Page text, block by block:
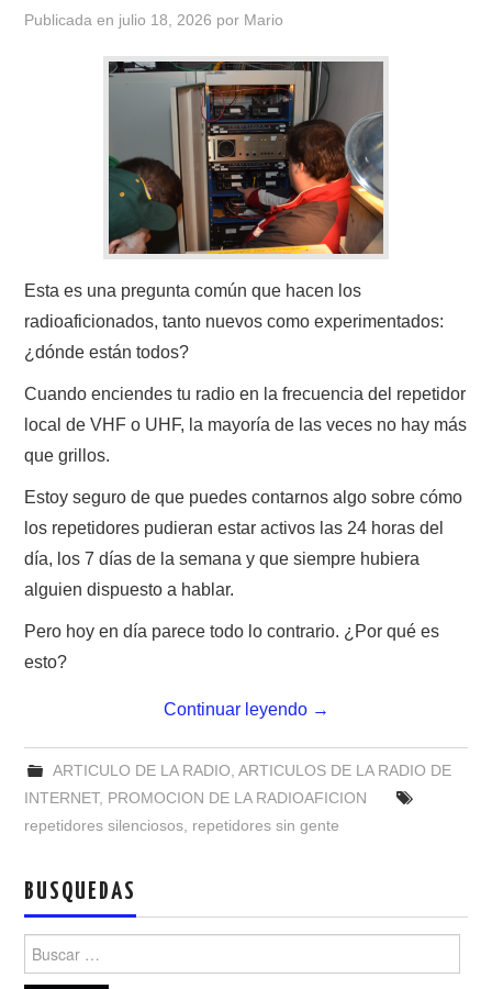
HISTORIA DE LA RADIO
LA PULGA MERCANTE
LITERATURA DE LA RADIO
MIEMBROS ORIGINALES
MODOS DIGITALES
MORSE CW APRENDE Y MAS
NUESTRAS ACTIVIDADES !
PLAN DE BANDAS DE
RADIOAFICIONADOS EN MEXICO
SALÓN DE LA FAMA DEL CRECJ
SOTA Y POTA
W5WIN
Publicada en julio 18, 2026 por Mario
Esta es una pregunta común que hacen los
radioaficionados, tanto nuevos como experimentados:
¿dónde están todos?
Cuando enciendes tu radio en la frecuencia del repetidor
local de VHF o UHF, la mayoría de las veces no hay más
que grillos.
Estoy seguro de que puedes contarnos algo sobre cómo
los repetidores pudieran estar activos las 24 horas del
día, los 7 días de la semana y que siempre hubiera
alguien dispuesto a hablar.
Pero hoy en día parece todo lo contrario. ¿Por qué es
esto?
Continuar leyendo →
ARTICULO DE LA RADIO, ARTICULOS DE LA RADIO DE
INTERNET, PROMOCION DE LA RADIOAFICION
repetidores silenciosos, repetidores sin gente
BUSQUEDAS
Buscar: